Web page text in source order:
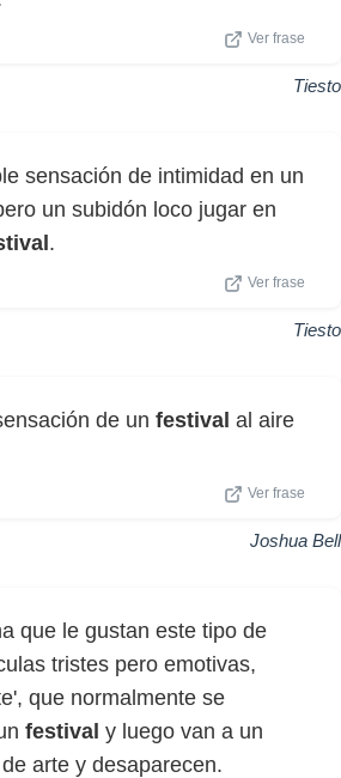
Ver frase
Tiesto
sensación de intimidad en un
un subidón loco jugar en
.
Ver frase
Tiesto
de un festival al aire
Ver frase
Joshua Bell
que le gustan este tipo de
tristes pero emotivas,
que normalmente se
festival y luego van a un
arte y desaparecen.